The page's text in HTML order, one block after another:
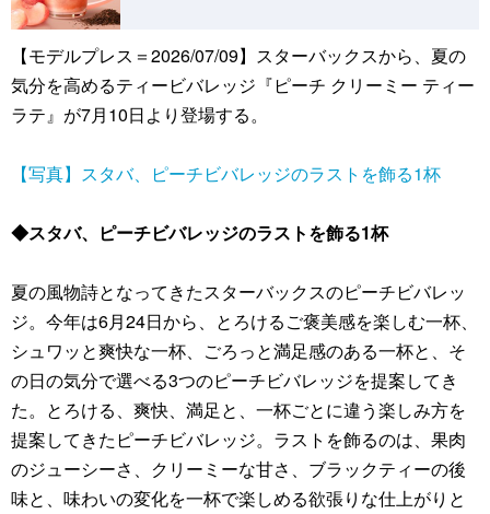
【モデルプレス＝2026/07/09】スターバックスから、夏の
気分を高めるティービバレッジ『ピーチ クリーミー ティー
ラテ』が7月10日より登場する。
【写真】スタバ、ピーチビバレッジのラストを飾る1杯
◆スタバ、ピーチビバレッジのラストを飾る1杯
夏の風物詩となってきたスターバックスのピーチビバレッ
ジ。今年は6月24日から、とろけるご褒美感を楽しむ一杯、
シュワッと爽快な一杯、ごろっと満足感のある一杯と、そ
の日の気分で選べる3つのピーチビバレッジを提案してき
た。とろける、爽快、満足と、一杯ごとに違う楽しみ方を
提案してきたピーチビバレッジ。ラストを飾るのは、果肉
のジューシーさ、クリーミーな甘さ、ブラックティーの後
味と、味わいの変化を一杯で楽しめる欲張りな仕上がりと